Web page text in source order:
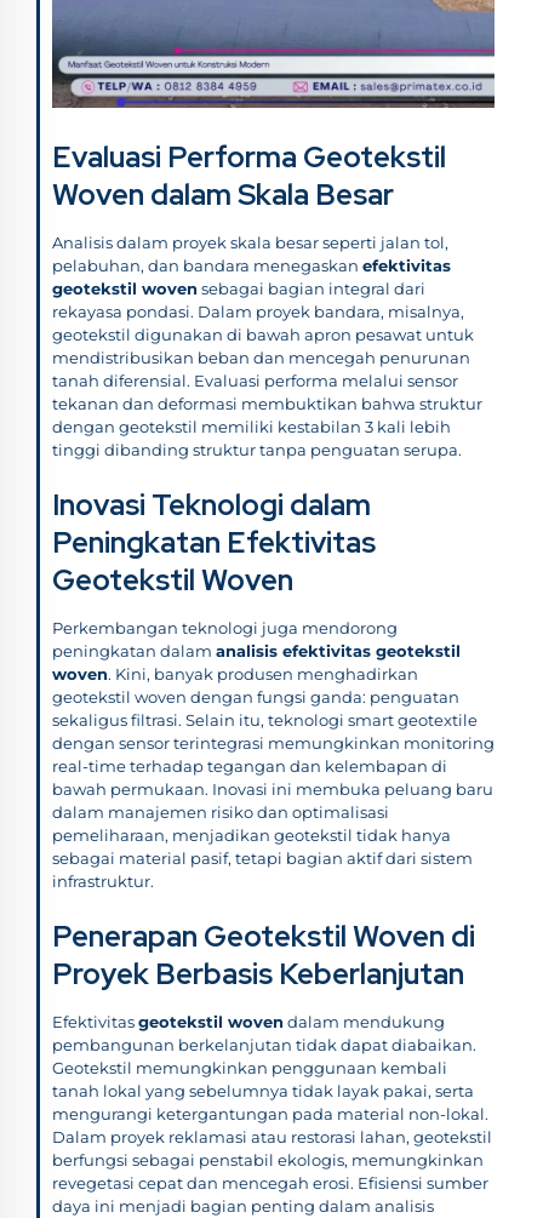
Evaluasi Performa Geotekstil
Woven dalam Skala Besar
Analisis dalam proyek skala besar seperti jalan tol,
pelabuhan, dan bandara menegaskan efektivitas
geotekstil wovensebagai bagian integral dari
rekayasa pondasi. Dalam proyek bandara, misalnya,
geotekstil digunakan di bawah apron pesawat untuk
mendistribusikan beban dan mencegah penurunan
tanah diferensial. Evaluasi performa melalui sensor
tekanan dan deformasi membuktikan bahwa struktur
dengan geotekstil memiliki kestabilan 3 kali lebih
tinggi dibanding struktur tanpa penguatan serupa.
Inovasi Teknologi dalam
Peningkatan Efektivitas
Geotekstil Woven
Perkembangan teknologi juga mendorong
peningkatan dalam analisis efektivitas geotekstil
woven. Kini, banyak produsen menghadirkan
geotekstil woven dengan fungsi ganda: penguatan
sekaligus filtrasi. Selain itu, teknologi smart geotextile
dengan sensor terintegrasi memungkinkan monitoring
real-time terhadap tegangan dan kelembapan di
bawah permukaan. Inovasi ini membuka peluang baru
dalam manajemen risiko dan optimalisasi
pemeliharaan, menjadikan geotekstil tidak hanya
sebagai material pasif, tetapi bagian aktif dari sistem
infrastruktur.
Penerapan Geotekstil Woven di
Proyek Berbasis Keberlanjutan
Efektivitasgeotekstil wovendalam mendukung
pembangunan berkelanjutan tidak dapat diabaikan.
Geotekstil memungkinkan penggunaan kembali
tanah lokal yang sebelumnya tidak layak pakai, serta
mengurangi ketergantungan pada material non-lokal.
Dalam proyek reklamasi atau restorasi lahan, geotekstil
berfungsi sebagai penstabil ekologis, memungkinkan
revegetasi cepat dan mencegah erosi. Efisiensi sumber
daya ini menjadi bagian penting dalam analisis